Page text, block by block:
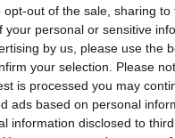
opt-out of the sale, sharing
your personal or sensitive
by us, please use the
your selection. Please
is processed you may
ads based on personal
information disclosed to